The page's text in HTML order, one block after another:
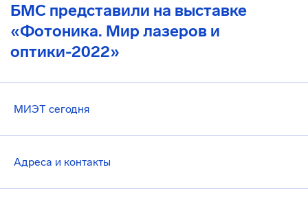
БМС представили на выставке
«Фотоника. Мир лазеров и
оптики-2022»
МИЭТ сегодня
Адреса и контакты